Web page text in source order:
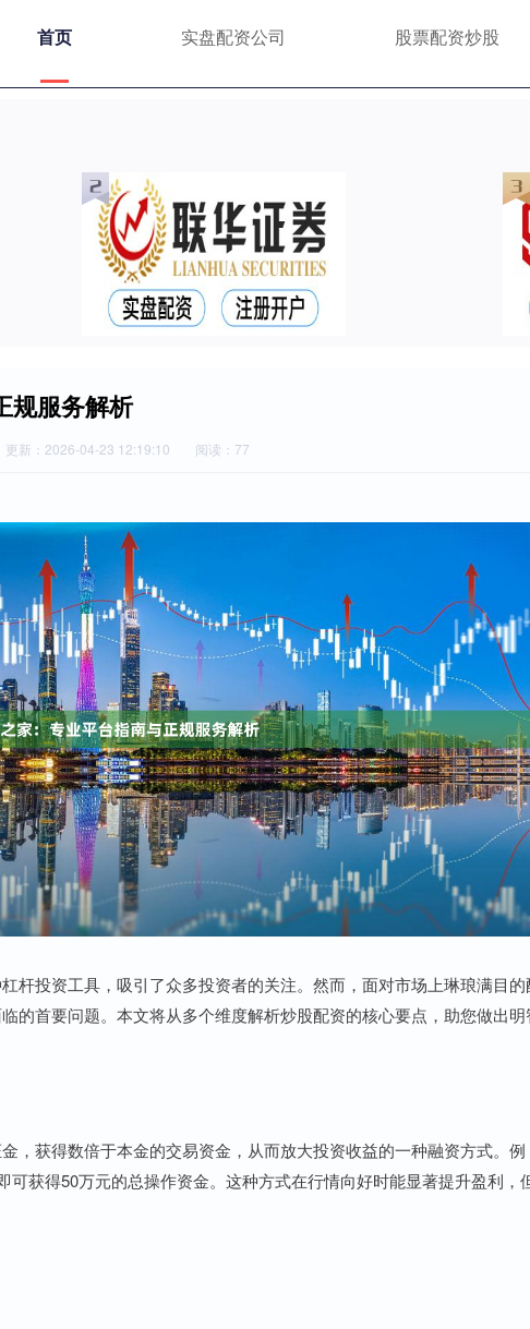
首页 实盘配资公司 股票配资炒股
规服务解析
更新：2026-04-23 12:19:10 阅读：77
杆投资工具，吸引了众多投资者的关注。然而，面对市场上琳琅满目的
的首要问题。本文将从多个维度解析炒股配资的核心要点，助您做出明
，获得数倍于本金的交易资金，从而放大投资收益的一种融资方式。例
获得50万元的总操作资金。这种方式在行情向好时能显著提升盈利，